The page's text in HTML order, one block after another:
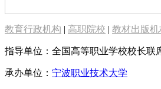
教育行政机构 | 高职院校 | 教材出版机
指导单位：全国高等职业学校校长联
承办单位： 宁波职业技术大学